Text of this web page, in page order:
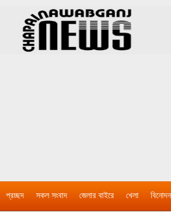
প্রচ্ছদ সকল সংবাদ জেলার বাইরে খেলা বিনোদন